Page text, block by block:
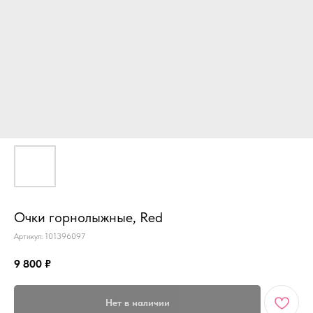
Очки горнолыжные, Red
Артикул: 101396097
9 800 ₽
Нет в наличии